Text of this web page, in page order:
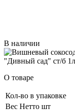
В наличии
О товаре
Кол-во в упаковке
Вес Нетто шт